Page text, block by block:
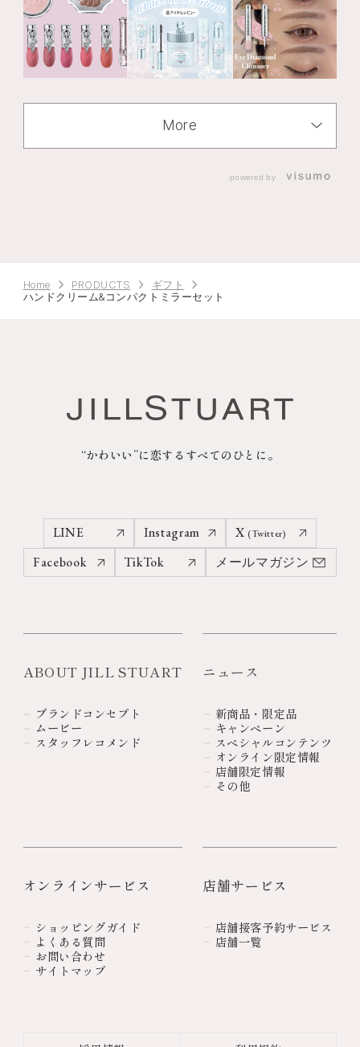
More
powered by
Home PRODUCTS
ギフト
ハンドクリーム&コンパクトミラーセット
“かわいい”に恋するすべてのひとに。
LINE Instagram X (Twitter)
Facebook TikTok メールマガジン
ABOUT JILL STUART
ブランドコンセプト
ムービー
スタッフレコメンド
ニュース
新商品・限定品
キャンペーン
スペシャルコンテンツ
オンライン限定情報
店舗限定情報
その他
オンラインサービス
ショッピングガイド
よくある質問
お問い合わせ
サイトマップ
店舗サービス
店舗接客予約サービス
店舗一覧